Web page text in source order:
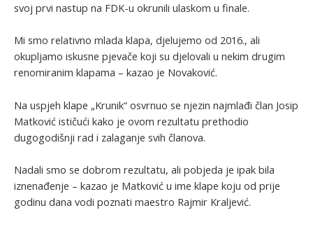
svoj prvi nastup na FDK-u okrunili ulaskom u finale.
Mi smo relativno mlada klapa, djelujemo od 2016., ali
okupljamo iskusne pjevače koji su djelovali u nekim drugim
renomiranim klapama – kazao je Novaković.
Na uspjeh klape „Krunik“ osvrnuo se njezin najmlađi član Josip
Matković ističući kako je ovom rezultatu prethodio
dugogodišnji rad i zalaganje svih članova.
Nadali smo se dobrom rezultatu, ali pobjeda je ipak bila
iznenađenje – kazao je Matković u ime klape koju od prije
godinu dana vodi poznati maestro Rajmir Kraljević.